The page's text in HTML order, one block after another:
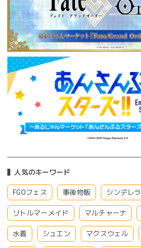
人気のキーワード
FGOフェス 事後物販 シンデレラ
リトルマーメイド マルチャーナ
水着 シュエン マクスウェル